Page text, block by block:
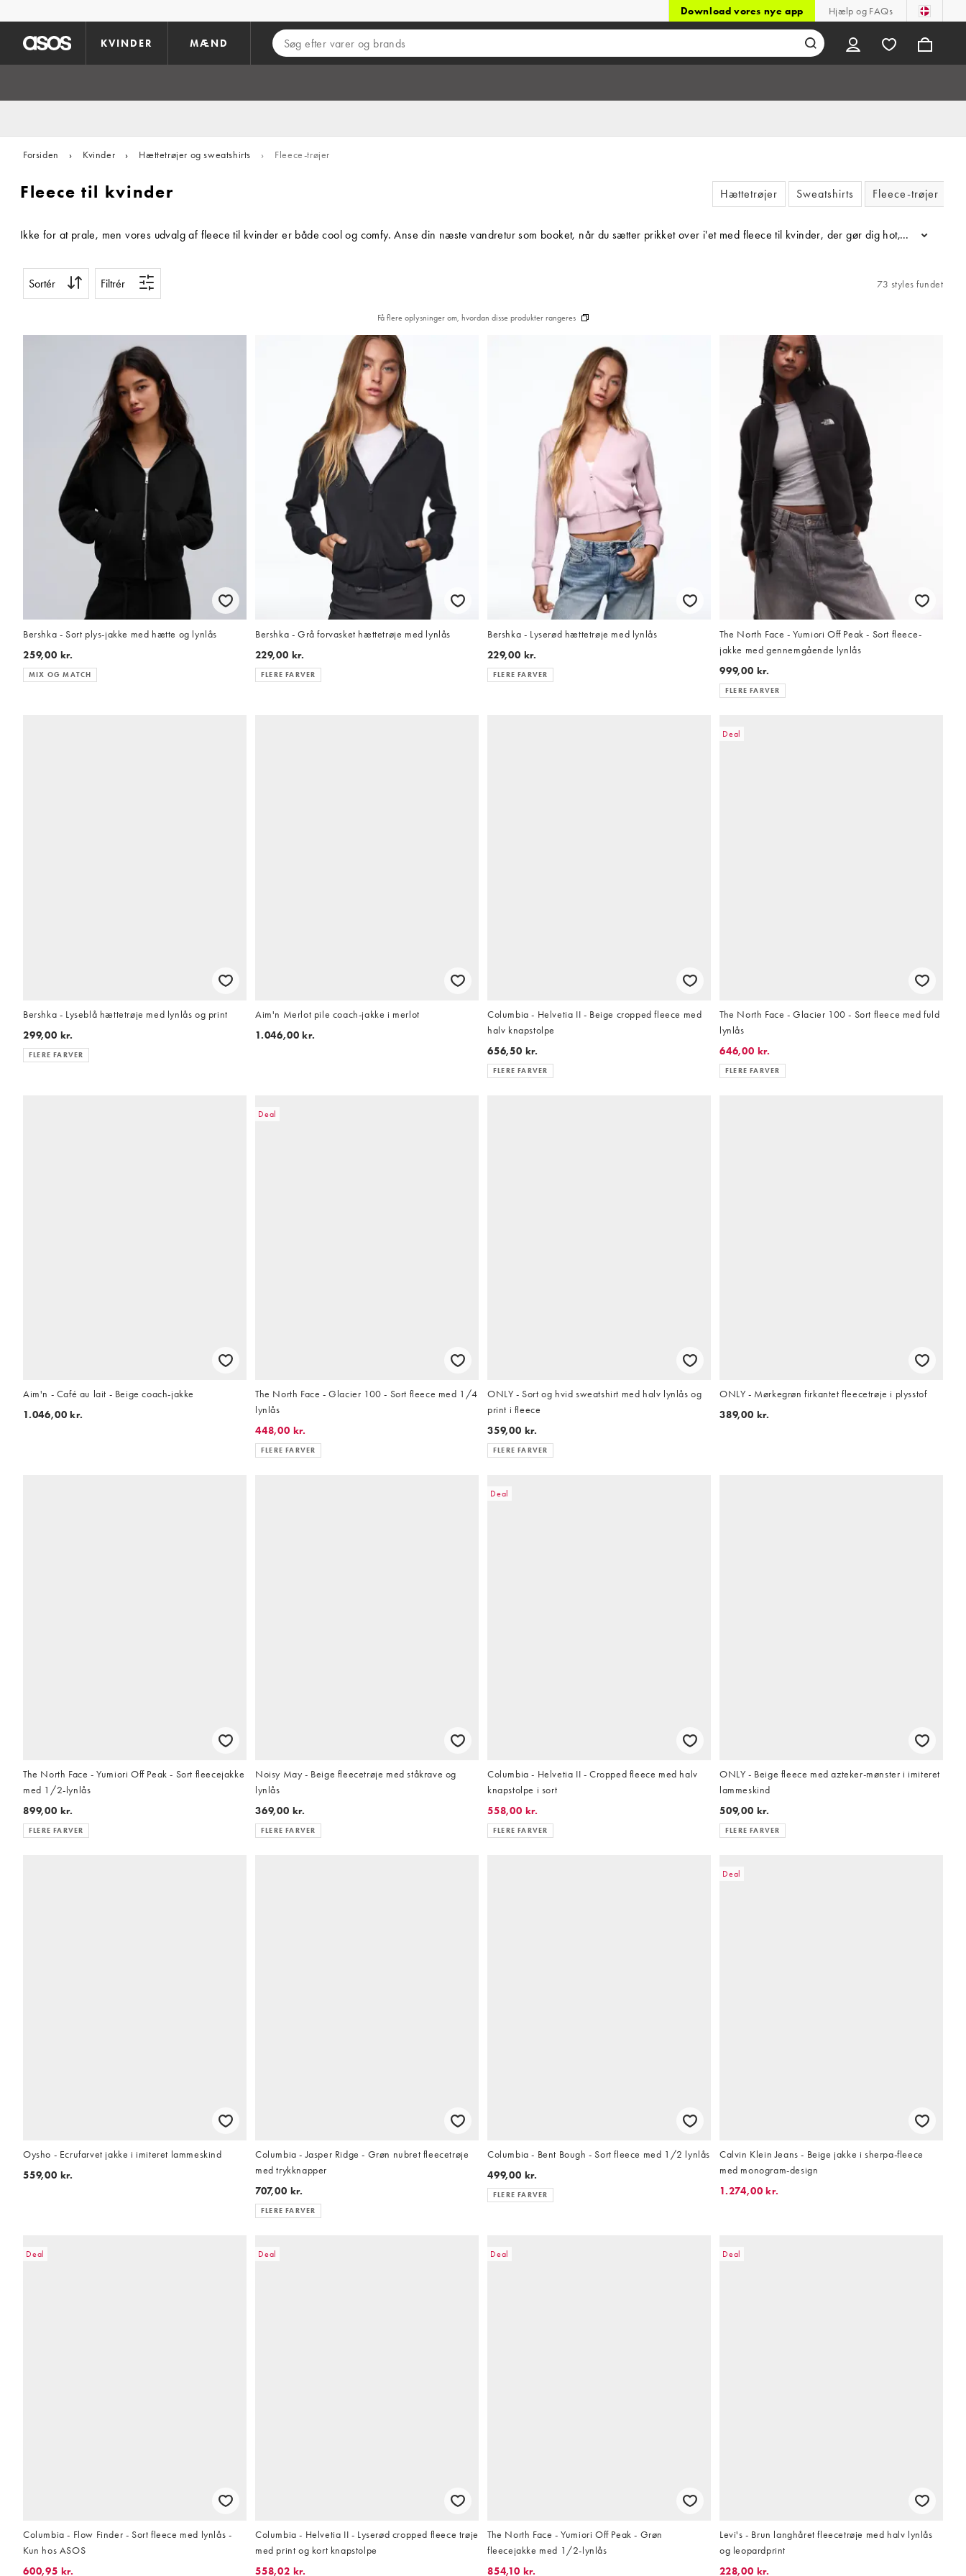
Download vores nye app Hjælp og FAQs
KVINDER MÆND
Forsiden › Kvinder › Hættetrøjer og sweatshirts › Fleece-trøjer
Fleece til kvinder Hættetrøjer Sweatshirts Fleece-trøjer
Ikke for at prale, men vores udvalg af fleece til kvinder er både cool og comfy. Anse din næste vandretur som booket, når du sætter prikket over i'et med fleece til kvinder, der gør dig hot, uanset
...
Sortér Filtrér 73 styles fundet
Få flere oplysninger om, hvordan disse produkter rangeres
Bershka - Sort plys-jakke med hætte og lynlås
259,00 kr.
MIX OG MATCH
Bershka - Grå forvasket hættetrøje med lynlås
229,00 kr.
FLERE FARVER
Bershka - Lyserød hættetrøje med lynlås
229,00 kr.
FLERE FARVER
The North Face - Yumiori Off Peak - Sort fleece-
jakke med gennemgående lynlås
999,00 kr.
FLERE FARVER
Bershka - Lyseblå hættetrøje med lynlås og print
299,00 kr.
FLERE FARVER
Aim'n Merlot pile coach-jakke i merlot
1.046,00 kr.
Columbia - Helvetia II - Beige cropped fleece med
halv knapstolpe
656,50 kr.
FLERE FARVER
Deal
The North Face - Glacier 100 - Sort fleece med fuld
lynlås
646,00 kr.
FLERE FARVER
Aim'n - Café au lait - Beige coach-jakke
1.046,00 kr.
Deal
The North Face - Glacier 100 - Sort fleece med 1/4
lynlås
448,00 kr.
FLERE FARVER
ONLY - Sort og hvid sweatshirt med halv lynlås og
print i fleece
359,00 kr.
FLERE FARVER
ONLY - Mørkegrøn firkantet fleecetrøje i plysstof
389,00 kr.
The North Face - Yumiori Off Peak - Sort fleecejakke
med 1/2-lynlås
899,00 kr.
FLERE FARVER
Noisy May - Beige fleecetrøje med ståkrave og
lynlås
369,00 kr.
FLERE FARVER
Deal
Columbia - Helvetia II - Cropped fleece med halv
knapstolpe i sort
558,00 kr.
FLERE FARVER
ONLY - Beige fleece med azteker-mønster i imiteret
lammeskind
509,00 kr.
FLERE FARVER
Oysho - Ecrufarvet jakke i imiteret lammeskind
559,00 kr.
Columbia - Jasper Ridge - Grøn nubret fleecetrøje
med trykknapper
707,00 kr.
FLERE FARVER
Columbia - Bent Bough - Sort fleece med 1/2 lynlås
499,00 kr.
FLERE FARVER
Deal
Calvin Klein Jeans - Beige jakke i sherpa-fleece
med monogram-design
1.274,00 kr.
Deal
Columbia - Flow Finder - Sort fleece med lynlås -
Kun hos ASOS
600,95 kr.
Deal
Columbia - Helvetia II - Lyserød cropped fleece trøje
med print og kort knapstolpe
558,02 kr.
Deal
The North Face - Yumiori Off Peak - Grøn
fleecejakke med 1/2-lynlås
854,10 kr.
Deal
Levi's - Brun langhåret fleecetrøje med halv lynlås
og leopardprint
228,00 kr.